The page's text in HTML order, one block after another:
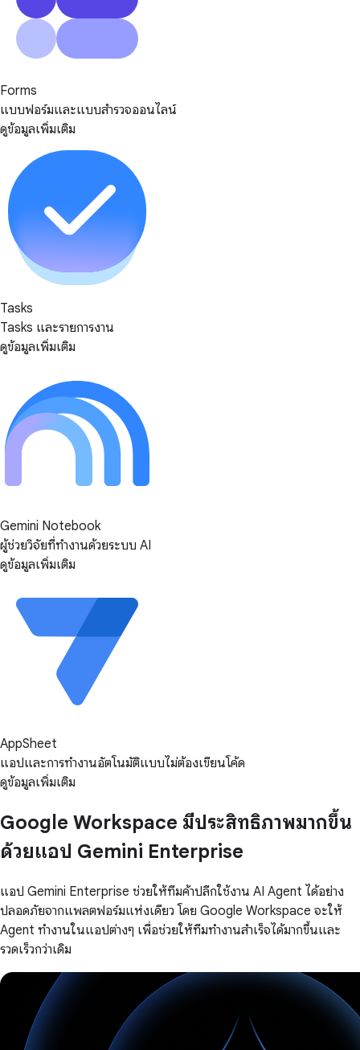
Forms
แบบฟอร์มและแบบสำรวจออนไลน์
ดูข้อมูลเพิ่มเติม
Tasks
Tasks และรายการงาน
ดูข้อมูลเพิ่มเติม
Gemini Notebook
ผู้ช่วยวิจัยที่ทำงานด้วยระบบ AI
ดูข้อมูลเพิ่มเติม
AppSheet
แอปและการทำงานอัตโนมัติแบบไม่ต้องเขียนโค้ด
ดูข้อมูลเพิ่มเติม
Google Workspace มีประสิทธิภาพมากขึ้น
ด้วยแอป Gemini Enterprise
แอป Gemini Enterprise ช่วยให้ทีมค้าปลีกใช้งาน AI Agent ได้อย่าง
ปลอดภัยจากแพลตฟอร์มแห่งเดียว โดย Google Workspace จะให้
Agent ทำงานในแอปต่างๆ เพื่อช่วยให้ทีมทำงานสำเร็จได้มากขึ้นและ
รวดเร็วกว่าเดิม